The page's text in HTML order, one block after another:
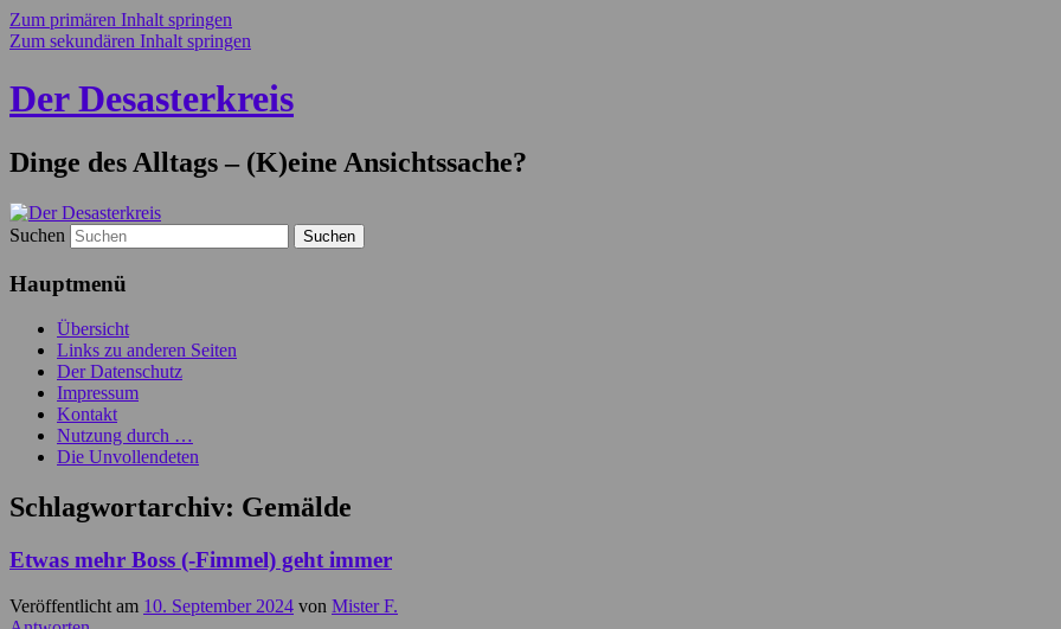
Zum primären Inhalt springen
Zum sekundären Inhalt springen
Der Desasterkreis
Dinge des Alltags – (K)eine Ansichtssache?
Suchen
Hauptmenü
Übersicht
Links zu anderen Seiten
Der Datenschutz
Impressum
Kontakt
Nutzung durch …
Die Unvollendeten
Schlagwortarchiv: Gemälde
Etwas mehr Boss (-Fimmel) geht immer
Veröffentlicht am 10. September 2024 von Mister F.